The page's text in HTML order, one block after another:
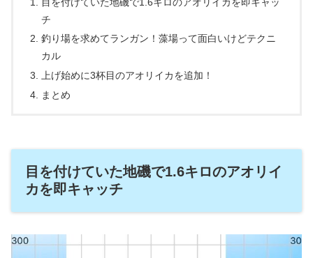
チ
釣り場を求めてランガン！藻場って面白いけどテクニ
カル
上げ始めに3杯目のアオリイカを追加！
まとめ
目を付けていた地磯で1.6キロのアオリイ
カを即キャッチ